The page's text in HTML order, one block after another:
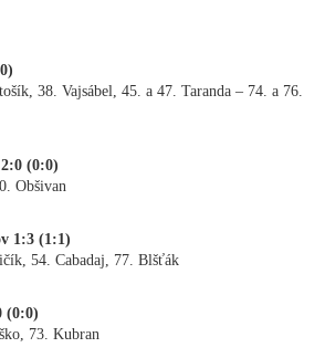
38. Vajsábel, 45. a 47. Taranda – 74. a 76.
(0:0)
Obšivan
1:3 (1:1)
54. Cabadaj, 77. Blšťák
(0:0)
73. Kubran